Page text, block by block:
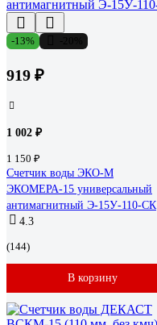
-13%
919 ₽
1 002 ₽
1 150 ₽
Счетчик воды ЭКО-М
ЭКОМЕРА-15 универсальный
антимагнитный Э-15У-110-СК
4.3
(144)
В корзину